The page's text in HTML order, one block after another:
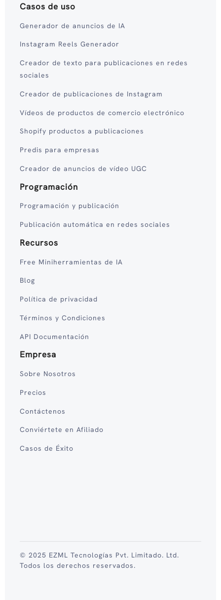
Casos de uso
Generador de anuncios de IA
Instagram Reels Generador
Creador de texto para publicaciones en redes
sociales
Creador de publicaciones de Instagram
Vídeos de productos de comercio electrónico
Shopify productos a publicaciones
Predis para empresas
Creador de anuncios de vídeo UGC
Programación
Programación y publicación
Publicación automática en redes sociales
Recursos
Free Miniherramientas de IA
Blog
Política de privacidad
Términos y Condiciones
API Documentación
Empresa
Sobre Nosotros
Precios
Contáctenos
Conviértete en Afiliado
Casos de Éxito
© 2025 EZML Tecnologías Pvt. Limitado. Ltd.
Todos los derechos reservados.